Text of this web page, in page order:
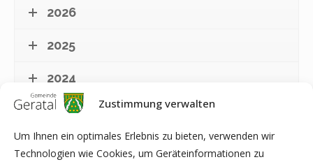
Zustimmung verwalten
Um Ihnen ein optimales Erlebnis zu bieten, verwenden wir
Technologien wie Cookies, um Geräteinformationen zu
2026
2025
2024
2023
2022